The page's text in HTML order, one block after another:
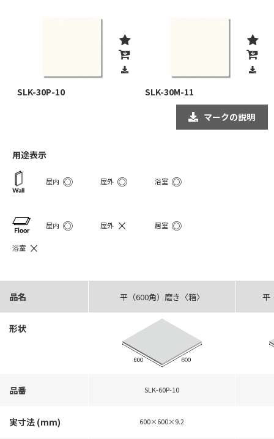
SLK-30P-10 SLK-30M-11
マークの説明
用途表示
屋内 ◎ 屋外 ◎ 浴室 ◎
屋内 ◎ 屋外 × 居室 ◎
浴室 ×
品名 平（600角）磨き〈箱〉 平
形状
品番 SLK-60P-10
実寸法 (mm) 600×600×9.2